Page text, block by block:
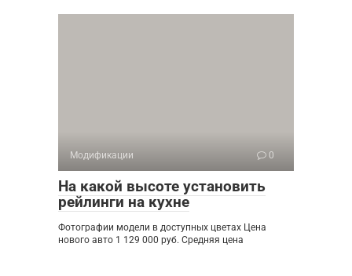
Модификации 0
На какой высоте установить
рейлинги на кухне
Фотографии модели в доступных цветах Цена
нового авто 1 129 000 руб. Средняя цена